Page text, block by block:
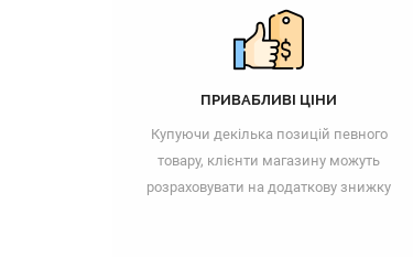
ПРИВАБЛИВІ ЦІНИ
Купуючи декілька позицій певного
товару, клієнти магазину можуть
розраховувати на додаткову знижку